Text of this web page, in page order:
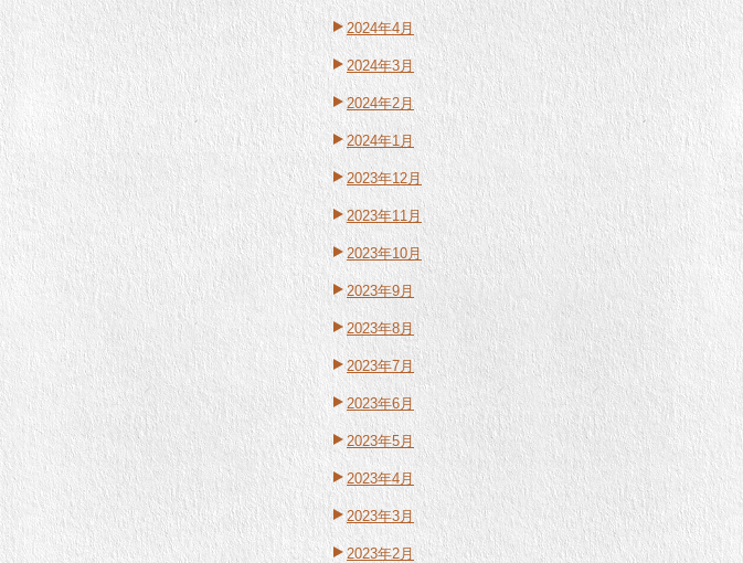
2024年4月
2024年3月
2024年2月
2024年1月
2023年12月
2023年11月
2023年10月
2023年9月
2023年8月
2023年7月
2023年6月
2023年5月
2023年4月
2023年3月
2023年2月